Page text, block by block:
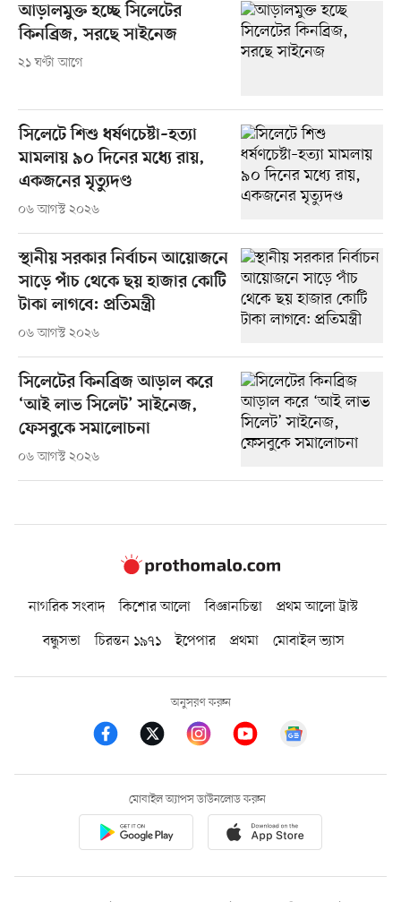
আড়ালমুক্ত হচ্ছে সিলেটের
কিনব্রিজ, সরছে সাইনেজ
২১ ঘণ্টা আগে
সিলেটে শিশু ধর্ষণচেষ্টা–হত্যা
মামলায় ৯০ দিনের মধ্যে রায়,
একজনের মৃত্যুদণ্ড
০৬ আগস্ট ২০২৬
স্থানীয় সরকার নির্বাচন আয়োজনে
সাড়ে পাঁচ থেকে ছয় হাজার কোটি
টাকা লাগবে: প্রতিমন্ত্রী
০৬ আগস্ট ২০২৬
সিলেটের কিনব্রিজ আড়াল করে
‘আই লাভ সিলেট’ সাইনেজ,
ফেসবুকে সমালোচনা
০৬ আগস্ট ২০২৬
নাগরিক সংবাদ কিশোর আলো বিজ্ঞানচিন্তা
প্রথম আলো ট্রাস্ট
বন্ধুসভা
চিরন্তন ১৯৭১ ইপেপার প্রথমা মোবাইল ভ্যাস
অনুসরণ করুন
মোবাইল অ্যাপস ডাউনলোড করুন